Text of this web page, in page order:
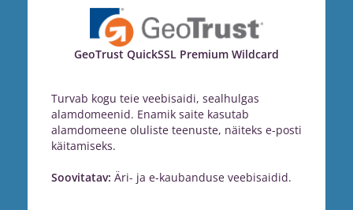
GeoTrust QuickSSL Premium Wildcard
Turvab kogu teie veebisaidi, sealhulgas
alamdomeenid. Enamik saite kasutab
alamdomeene oluliste teenuste, näiteks e-posti
käitamiseks.
Soovitatav: Äri- ja e-kaubanduse veebisaidid.